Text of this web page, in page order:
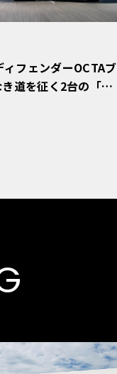
ィフェンダーOCTAブ
道を征く2台の「対